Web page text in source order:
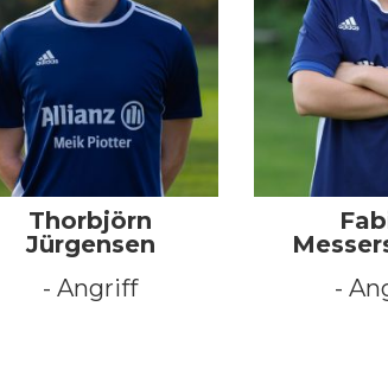
Thorbjörn
Jürgensen
- Angriff
-